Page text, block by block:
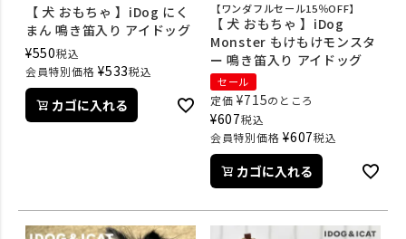
【 犬 おもちゃ 】iDog にく
まん 鳴き笛入り アイドッグ
¥550税込
会員特別価格 ¥533税込
カゴに入れる
【ワンダフルセール15％OFF】
【 犬 おもちゃ 】iDog
Monster もけもけモンスタ
ー 鳴き笛入り アイドッグ
セール
定価 ¥715のところ
¥607税込
会員特別価格 ¥607税込
カゴに入れる